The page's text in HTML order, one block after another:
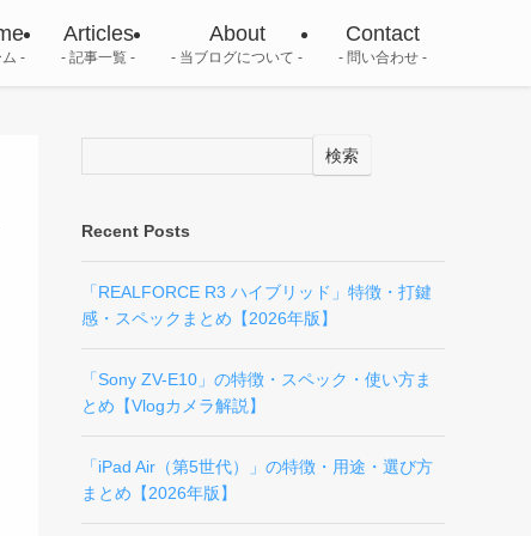
Articles
記事一覧
About
当ブログについて
Contact
問い合わせ
検索
Recent Posts
「REALFORCE R3 ハイブリッド」特徴・打鍵
感・スペックまとめ【2026年版】
「Sony ZV-E10」の特徴・スペック・使い方ま
とめ【Vlogカメラ解説】
「iPad Air（第5世代）」の特徴・用途・選び方
まとめ【2026年版】